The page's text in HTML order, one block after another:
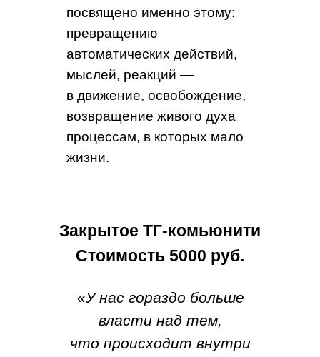
посвящено именно этому:
превращению
автоматических действий,
мыслей, реакций —
в движение, освобождение,
возвращение живого духа
процессам, в которых мало
жизни.
Закрытое ТГ-комьюнити
Стоимость 5000 руб.
«У нас гораздо больше
власти над тем,
что происходит внутри